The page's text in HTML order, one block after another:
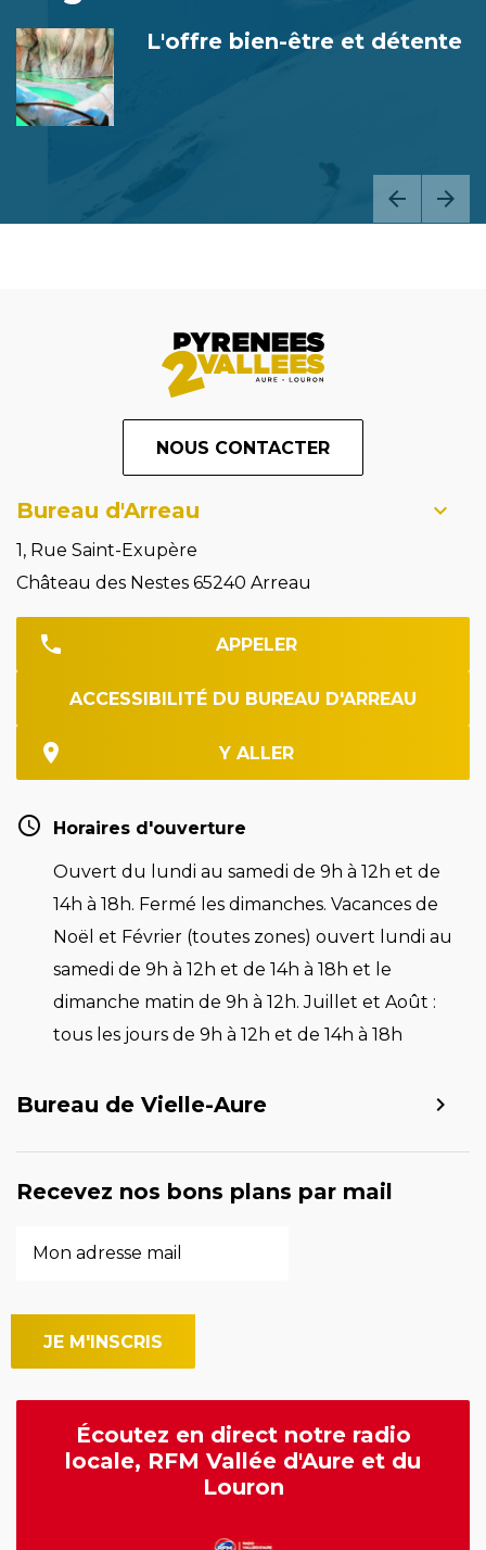
L'offre bien-être et détente
NOUS CONTACTER
Bureau d'Arreau
1, Rue Saint-Exupère
Château des Nestes 65240 Arreau
APPELER
ACCESSIBILITÉ DU BUREAU D'ARREAU
Y ALLER
Horaires d'ouverture
Ouvert du lundi au samedi de 9h à 12h et de
14h à 18h. Fermé les dimanches. Vacances de
Noël et Février (toutes zones) ouvert lundi au
samedi de 9h à 12h et de 14h à 18h et le
dimanche matin de 9h à 12h. Juillet et Août :
tous les jours de 9h à 12h et de 14h à 18h
Bureau de Vielle-Aure
Recevez nos bons plans par mail
Écoutez en direct notre radio
locale, RFM Vallée d'Aure et du
Louron